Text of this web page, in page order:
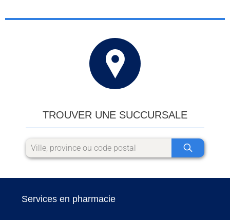
TROUVER UNE SUCCURSALE
Services en pharmacie